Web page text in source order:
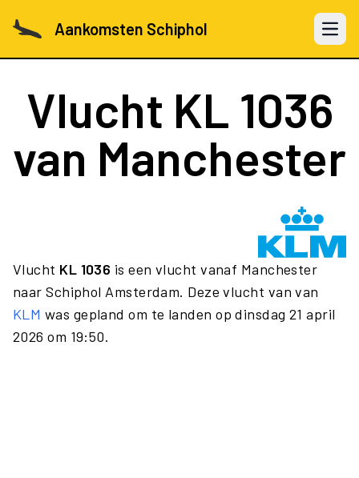
Aankomsten Schiphol Open
Vlucht KL 1036
van Manchester
Vlucht KL 1036 is een vlucht vanaf Manchester
naar Schiphol Amsterdam. Deze vlucht van van
KLM was gepland om te landen op dinsdag 21 april
2026 om 19:50.